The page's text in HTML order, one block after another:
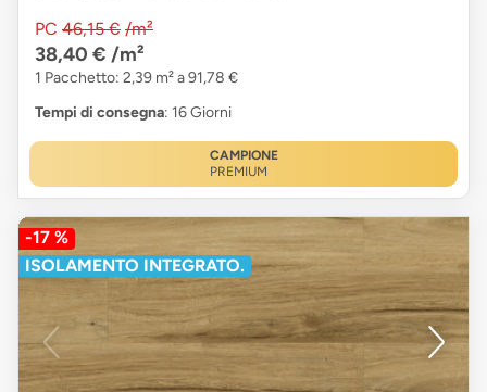
PC 46,15 € /m²
38,40 € /m²
1 Pacchetto: 2,39 m² a 91,78 €
Tempi di consegna: 16 Giorni
CAMPIONE
PREMIUM
-17 %
ISOLAMENTO INTEGRATO.